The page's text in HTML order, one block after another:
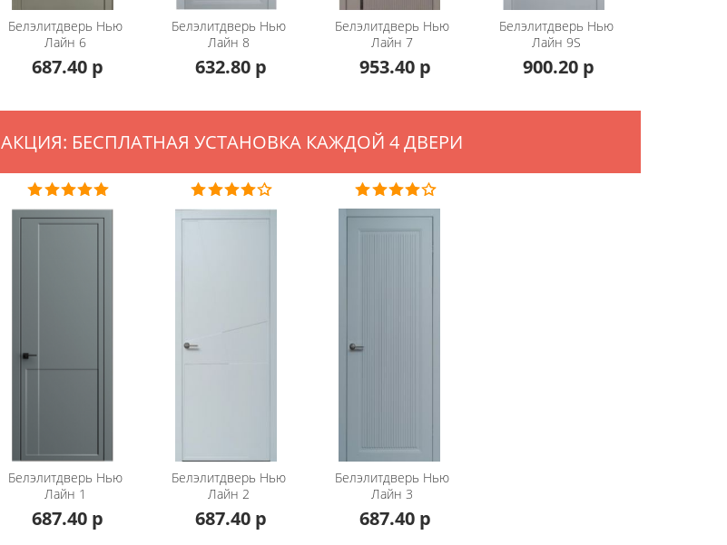
Белэлитдверь Нью
Лайн 6
687.40 р
Белэлитдверь Нью
Лайн 8
632.80 р
Белэлитдверь Нью
Лайн 7
953.40 р
Белэлитдверь Нью
Лайн 9S
900.20 р
АКЦИЯ: БЕСПЛАТНАЯ УСТАНОВКА КАЖДОЙ 4 ДВЕРИ
Белэлитдверь Нью
Лайн 1
687.40 р
Белэлитдверь Нью
Лайн 2
687.40 р
Белэлитдверь Нью
Лайн 3
687.40 р